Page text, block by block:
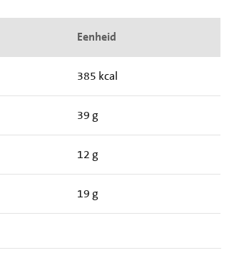
Eenheid
385 kcal
39 g
12 g
19 g